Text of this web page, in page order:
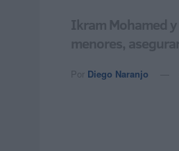
Ikram Mohamed
menores,
Por Diego Naranjo